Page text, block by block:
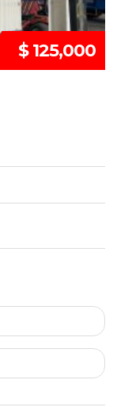
$ 125,000